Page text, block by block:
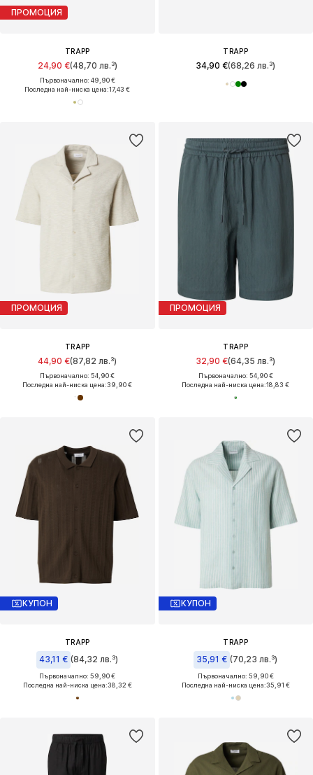
ПРОМОЦИЯ
TRAPP
24,90 €(48,70 лв.³)
Първоначално: 49,90 €
Последна най-ниска цена:17,43 €
TRAPP
34,90 €(68,26 лв.³)
ПРОМОЦИЯ
TRAPP
44,90 €(87,82 лв.³)
Първоначално: 54,90 €
Последна най-ниска цена:39,90 €
ПРОМОЦИЯ
TRAPP
32,90 €(64,35 лв.³)
Първоначално: 54,90 €
Последна най-ниска цена:18,83 €
КУПОН
TRAPP
43,11 € (84,32 лв.³)
Първоначално: 59,90 €
Последна най-ниска цена:38,32 €
КУПОН
TRAPP
35,91 € (70,23 лв.³)
Първоначално: 59,90 €
Последна най-ниска цена:35,91 €